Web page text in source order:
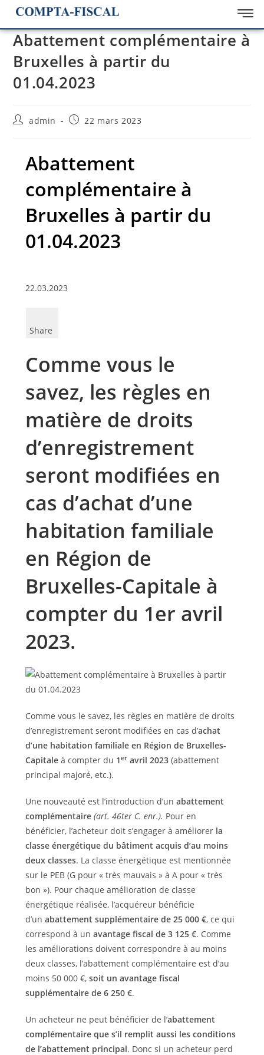
Abattement complémentaire à
Bruxelles à partir du
01.04.2023
admin 22 mars 2023
Abattement
complémentaire à
Bruxelles à partir du
01.04.2023
22.03.2023
Share
Comme vous le
savez, les règles en
matière de droits
d’enregistrement
seront modifiées en
cas d’achat d’une
habitation familiale
en Région de
Bruxelles-Capitale à
compter du 1er avril
2023.
Comme vous le savez, les règles en matière de droits
d’enregistrement seront modifiées en cas d’achat
d’une habitation familiale en Région de Bruxelles-
Capitaleà compter du 1eravril 2023(abattement
principal majoré, etc.).
Une nouveauté est l’introduction d’un abattement
complémentaire (art. 46ter C. enr.). Pour en
bénéficier, l’acheteur doit s’engager à améliorer la
classe énergétique du bâtiment acquis d’au moins
deux classes. La classe énergétique est mentionnée
sur le PEB (G pour « très mauvais » à A pour « très
bon »). Pour chaque amélioration de classe
énergétique réalisée, l’acquéreur bénéficie
d’un abattement supplémentaire de 25 000 €, ce qui
correspond à un avantage fiscal de 3 125 €. Comme
les améliorations doivent correspondre à au moins
deux classes, l’abattement complémentaire est d’au
moins 50 000 €, soit un avantage fiscal
supplémentaire de 6 250 €.
Un acheteur ne peut bénéficier de l’abattement
complémentaire que s’il remplit aussi les conditions
de l’abattement principal. Donc si un acheteur perd